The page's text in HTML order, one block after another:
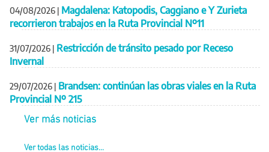
04/08/2026 | Magdalena: Katopodis, Caggiano e Y Zurieta
recorrieron trabajos en la Ruta Provincial Nº11
31/07/2026 | Restricción de tránsito pesado por Receso
Invernal
29/07/2026 | Brandsen: continúan las obras viales en la Ruta
Provincial Nº 215
Ver más noticias
Ver todas las noticias...